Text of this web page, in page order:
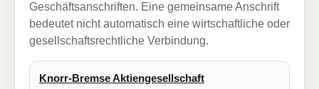
Geschäftsanschriften. Eine gemeinsame Anschrift
bedeutet nicht automatisch eine wirtschaftliche oder
gesellschaftsrechtliche Verbindung.
Knorr-Bremse Aktiengesellschaft